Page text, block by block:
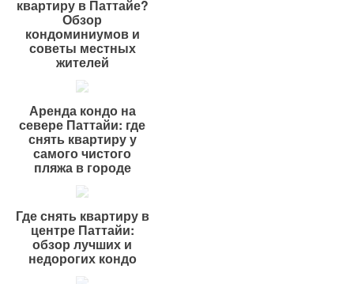
квартиру в Паттайе?
Обзор
кондоминиумов и
советы местных
жителей
Аренда кондо на
севере Паттайи: где
снять квартиру у
самого чистого
пляжа в городе
Где снять квартиру в
центре Паттайи:
обзор лучших и
недорогих кондо